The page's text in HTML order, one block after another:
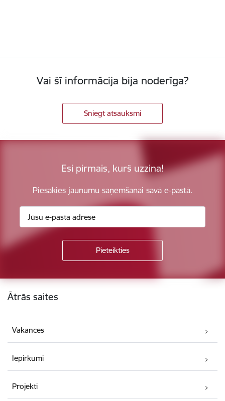
Vai šī informācija bija noderīga?
Sniegt atsauksmi
Esi pirmais, kurš uzzina!
Piesakies jaunumu saņemšanai savā e-pastā.
Kājene
Ātrās saites
Vakances
Iepirkumi
Projekti